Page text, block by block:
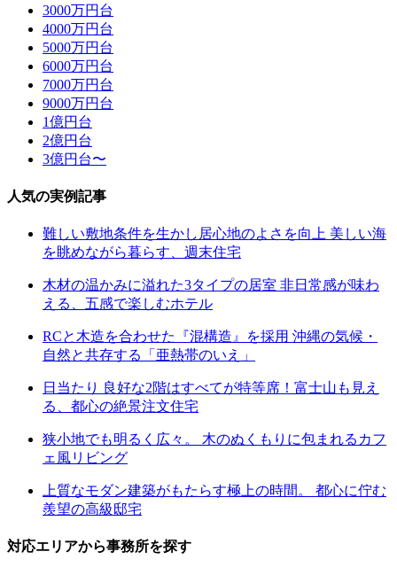
3000万円台
4000万円台
5000万円台
6000万円台
7000万円台
9000万円台
1億円台
2億円台
3億円台〜
人気の実例記事
難しい敷地条件を生かし居心地のよさを向上 美しい海
を眺めながら暮らす、週末住宅
木材の温かみに溢れた3タイプの居室 非日常感が味わ
える、五感で楽しむホテル
RCと木造を合わせた『混構造』を採用 沖縄の気候・
自然と共存する「亜熱帯のいえ」
日当たり 良好な2階はすべてが特等席！富士山も見え
る、都心の絶景注文住宅
狭小地でも明るく広々。 木のぬくもりに包まれるカフ
ェ風リビング
上質なモダン建築がもたらす極上の時間。 都心に佇む
羨望の高級邸宅
対応エリアから事務所を探す